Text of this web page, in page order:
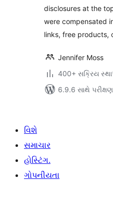
disclosures at the
were compensated
links, free products,
Jennifer Moss
400+ સક્રિય
6.9.6 સાથે
વિશે
સમાચાર
હોસ્ટિંગ.
ગોપનીયતા